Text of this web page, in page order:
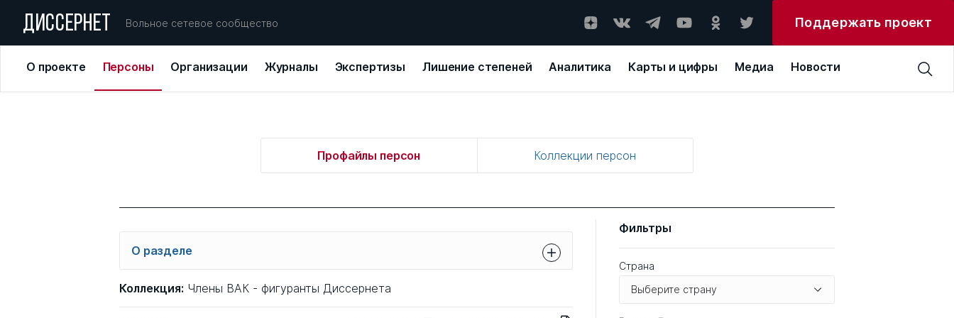
ДИССЕРНЕТ Вольное сетевое сообщество Поддержать проект
О проекте Персоны Организации Журналы Экспертизы Лишение степеней Аналитика Карты и цифры Медиа Новости
Профайлы персон Коллекции персон
О разделе
Перед вами список фигурантов Диссернета. О принципах включения
Коллекция: Члены ВАК - фигуранты Диссернета
Фильтры
Страна
Выберите страну